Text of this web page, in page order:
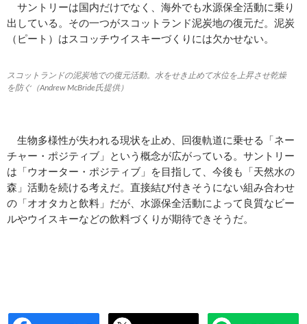
サントリーは国内だけでなく、海外でも水源保全活動に乗り
出している。その一つがスコットランド泥炭地の復元だ。泥炭
（ピート）はスコッチウイスキーづくりには欠かせない。
スコットランドの泥炭地での復元活動。水をせき止めて水位を上昇させ乾燥
を防ぐ（Andrew McBride氏提供）
生物多様性が失われる現状を止め、回復軌道に乗せる「ネー
チャー・ポジティブ」という概念が広がっている。サントリー
は「ウオーター・ポジティブ」を目指して、今後も「天然水の
森」活動を続ける考えだ。直接結び付きそうにない組み合わせ
の「オオタカと飲料」だが、水源保全活動によって良質なビー
ルやウイスキーなどの飲料づくりが期待できそうだ。